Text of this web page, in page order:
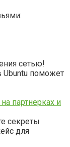
сетью!
Ubuntu поможет
партнерках и
секреты
для